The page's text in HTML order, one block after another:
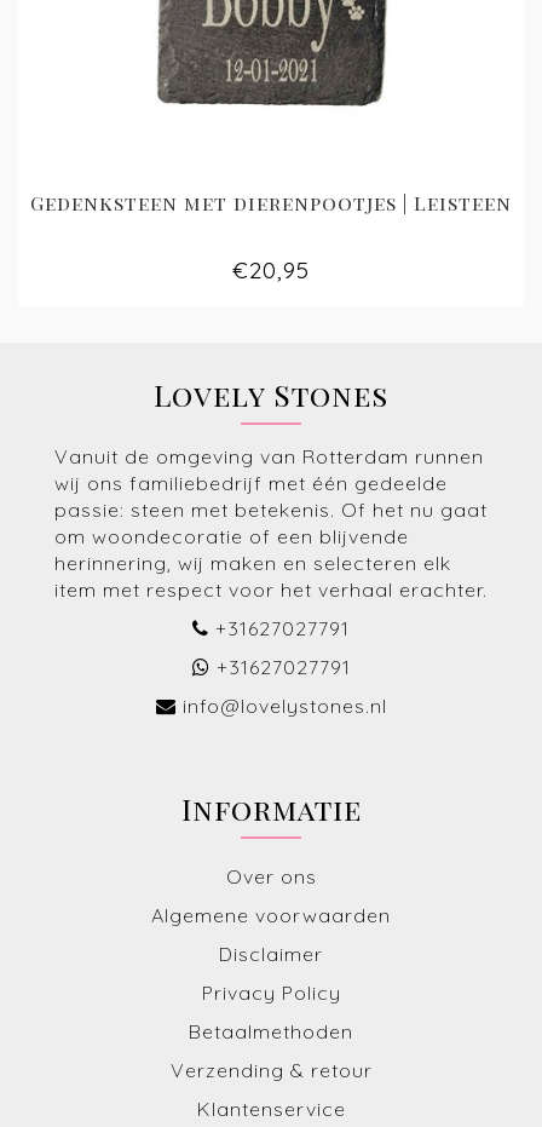
Gedenksteen met dierenpootjes | Leisteen
€20,95
Lovely Stones
Vanuit de omgeving van Rotterdam runnen
wij ons familiebedrijf met één gedeelde
passie: steen met betekenis. Of het nu gaat
om woondecoratie of een blijvende
herinnering, wij maken en selecteren elk
item met respect voor het verhaal erachter.
+31627027791
+31627027791
info@lovelystones.nl
Informatie
Over ons
Algemene voorwaarden
Disclaimer
Privacy Policy
Betaalmethoden
Verzending & retour
Klantenservice